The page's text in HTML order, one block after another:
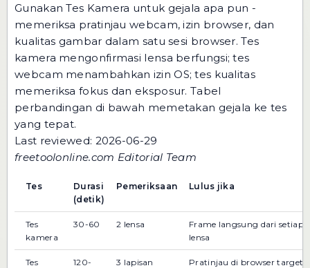
GunakanTes Kamera untuk gejala apa pun -
memeriksa pratinjau webcam, izin browser, dan
kualitas gambar dalam satu sesi browser. Tes
kamera mengonfirmasi lensa berfungsi; tes
webcam menambahkan izin OS; tes kualitas
memeriksa fokus dan eksposur. Tabel
perbandingan di bawah memetakan gejala ke tes
yang tepat.
Last reviewed: 2026-06-29
freetoolonline.com Editorial Team
Tes
Durasi
(detik)
Pemeriksaan Lulus jika
Tes
kamera
30-60 2 lensa
Frame langsung dari setiap
lensa
Tes
120-
3 lapisan Pratinjau di browser target